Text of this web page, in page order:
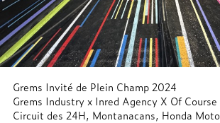
Grems Invité de Plein Champ 2024
Grems Industry x Inred Agency X Of Course
Circuit des 24H, Montanacans, Honda